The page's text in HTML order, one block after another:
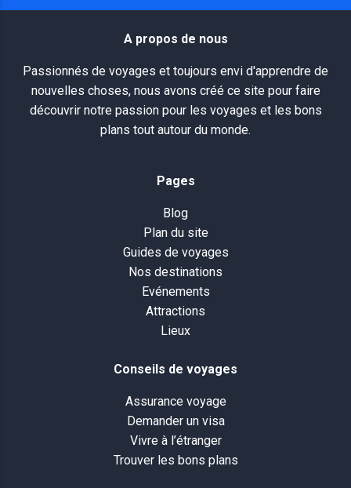
A propos de nous
Passionnés de voyages et toujours envi d'apprendre de
nouvelles choses, nous avons créé ce site pour faire
découvrir notre passion pour les voyages et les bons
plans tout autour du monde.
Pages
Blog
Plan du site
Guides de voyages
Nos destinations
Evénements
Attractions
Lieux
Conseils de voyages
Assurance voyage
Demander un visa
Vivre à l’étranger
Trouver les bons plans